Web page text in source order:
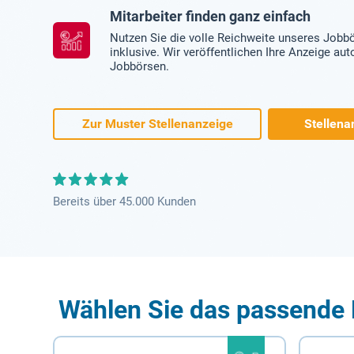
Mitarbeiter finden ganz einfach
Nutzen Sie die volle Reichweite unseres
inklusive. Wir veröffentlichen Ihre Anzeige
Jobbörsen.
Zur Muster Stellenanzeige
Bereits über 45.000 Kunden
Wählen Sie das